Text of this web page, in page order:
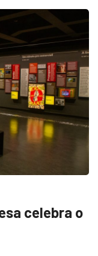
celebra o